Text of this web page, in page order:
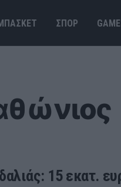
ΣΠΟΡ
15 εκατ.